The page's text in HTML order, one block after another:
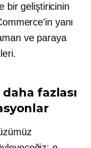
bir geliştiricinin
yanı
ve paraya
fazlası